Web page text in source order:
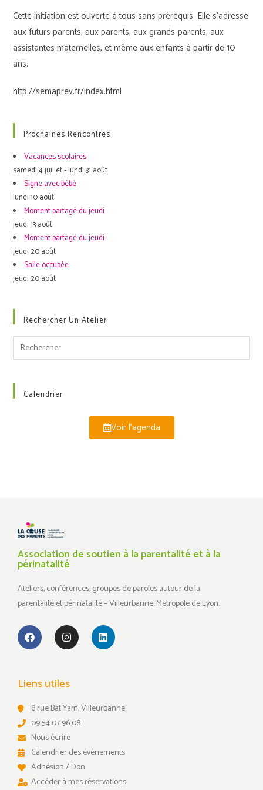
Cette initiation est ouverte à tous sans prérequis. Elle s’adresse
aux futurs parents, aux parents, aux grands-parents, aux
assistantes maternelles, et même aux enfants à partir de 10
ans.
http://semaprev.fr/index.html
Prochaines Rencontres
Vacances scolaires
samedi 4 juillet - lundi 31 août
Signe avec bébé
lundi 10 août
Moment partagé du jeudi
jeudi 13 août
Moment partagé du jeudi
jeudi 20 août
Salle occupée
jeudi 20 août
Rechercher Un Atelier
Calendrier
Voir l'agenda
Association de soutien à la parentalité et à la
périnatalité
Ateliers, conférences, groupes de paroles autour de la
parentalité et périnatalité – Villeurbanne, Metropole de Lyon.
Liens utiles
8 rue Bat Yam, Villeurbanne
09 54 07 96 08
Nous écrire
Calendrier des événements
Adhésion / Don
Accéder à mes réservations